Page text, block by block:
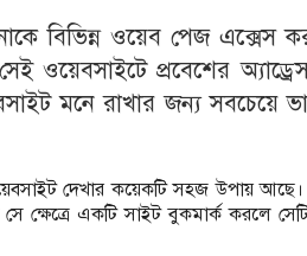
বিভিন্ন ওয়েব পেজ এক্সেস
ওয়েবসাইটে প্রবেশের
মনে রাখার জন্য সবচেয়ে
দেখার কয়েকটি সহজ উপায়
ক্ষেত্রে একটি সাইট বুকমার্ক করলে